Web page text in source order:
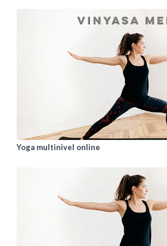
Yoga multinivel online